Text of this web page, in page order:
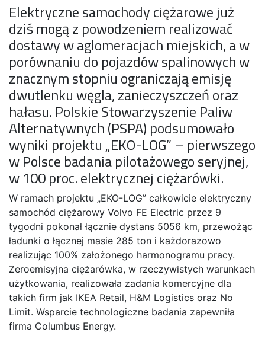
Elektryczne samochody ciężarowe już
dziś mogą z powodzeniem realizować
dostawy w aglomeracjach miejskich, a w
porównaniu do pojazdów spalinowych w
znacznym stopniu ograniczają emisję
dwutlenku węgla, zanieczyszczeń oraz
hałasu. Polskie Stowarzyszenie Paliw
Alternatywnych (PSPA) podsumowało
wyniki projektu „EKO-LOG” – pierwszego
w Polsce badania pilotażowego seryjnej,
w 100 proc. elektrycznej ciężarówki.
W ramach projektu „EKO-LOG” całkowicie elektryczny
samochód ciężarowy Volvo FE Electric przez 9
tygodni pokonał łącznie dystans 5056 km, przewożąc
ładunki o łącznej masie 285 ton i każdorazowo
realizując 100% założonego harmonogramu pracy.
Zeroemisyjna ciężarówka, w rzeczywistych warunkach
użytkowania, realizowała zadania komercyjne dla
takich firm jak IKEA Retail, H&M Logistics oraz No
Limit. Wsparcie technologiczne badania zapewniła
firma Columbus Energy.